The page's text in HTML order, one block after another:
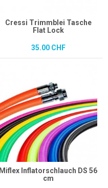
Cressi Trimmblei Tasche
Flat Lock
35.00 CHF
Miflex Inflatorschlauch DS 56
cm